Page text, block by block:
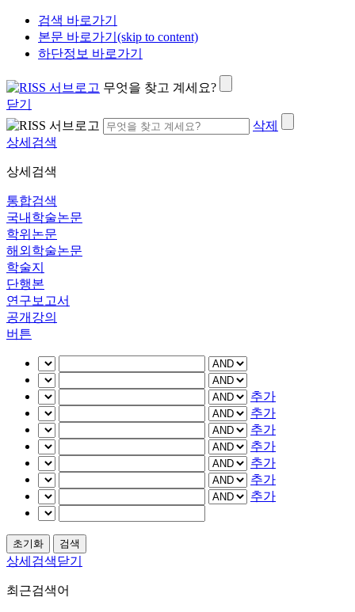
검색 바로가기
본문 바로가기(skip to content)
하단정보 바로가기
무엇을 찾고 계세요?
닫기
삭제
상세검색
상세검색
통합검색
국내학술논문
학위논문
해외학술논문
학술지
단행본
연구보고서
공개강의
버튼
추가
추가
추가
추가
추가
추가
추가
상세검색닫기
최근검색어